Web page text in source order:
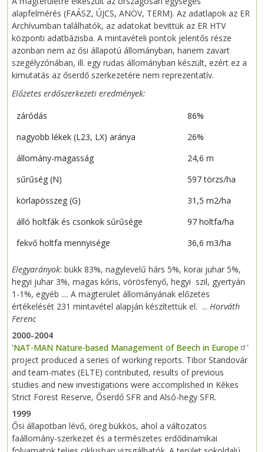
alapfelmérés (FAÁSZ, ÚJCS, ANÖV, TERM). Az adatlapok az ER
Archívumban találhatók, az adatokat bevittük az ER HTV
központi adatbázisba. A mintavételi pontok jelentős része
azonban nem az ősi állapotú állományban, hanem zavart
szegélyzónában, ill. egy rudas állományban készült, ezért ez a
kimutatás az őserdő szerkezetére nem reprezentatív.
Előzetes erdőszerkezeti eredmények:
záródás
86%
nagyobb lékek (L23, LX) aránya
26%
állomány-magasság
24,6 m
sűrűség (N)
597 törzs/ha
körlapösszeg (G)
31,5 m2/ha
álló holtfák és csonkok sűrűsége
97 holtfa/ha
fekvő holtfa mennyisége
36,6 m3/ha
Elegyarányok: bükk 83%, nagylevelű hárs 5%, korai juhar 5%,
hegyi juhar 3%, magas kőris, vörösfenyő, hegyi szil, gyertyán
1-1%, egyéb .... A magterület állományának előzetes
értékelését 231 mintavétel alapján készítettük el. ... Horváth
Ferenc
2000-2004
'NAT-MAN Nature-based Management of Beech in Europe
'
project produced a series of working reports. Tibor Standovár
and team-mates (ELTE) contributed, results of previous
studies and new investigations were accomplished in Kékes
Strict Forest Reserve, Őserdő SFR and Alsó-hegy SFR.
1999
Ősi állapotban lévő, öreg bükkös, ahol a változatos
faállomány-szerkezet és a természetes erdődinamikai